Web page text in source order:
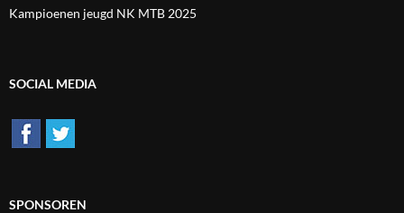
Kampioenen jeugd NK MTB 2025
SOCIAL MEDIA
SPONSOREN